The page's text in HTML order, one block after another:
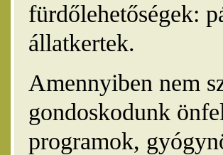
fürdőlehetőségek:
állatkertek.
Amennyiben nem
gondoskodunk
programok,